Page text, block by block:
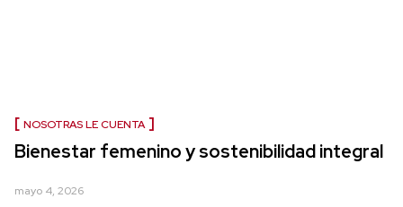
NOSOTRAS LE CUENTA
Bienestar femenino y sostenibilidad integral
mayo 4, 2026